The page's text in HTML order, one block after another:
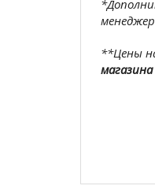
**Цены
магазина